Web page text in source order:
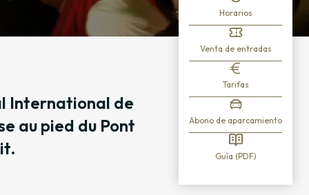
International de
au pied du Pont
Horarios
Venta de entradas
Tarifas
Abono de aparcamiento
Guía (PDF)